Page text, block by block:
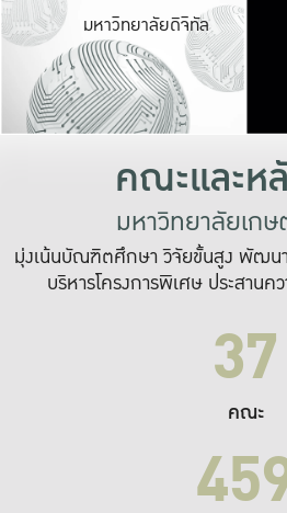
มหาวิทยาลัยดิจิทัล
คณะและห
มหาวิทยาลัยเก
มุ่งเน้นบัณฑิตศึกษา วิจัยขั้นสูง พัฒนา
บริหารโครงการพิเศษ ประสานค
37
คณะ